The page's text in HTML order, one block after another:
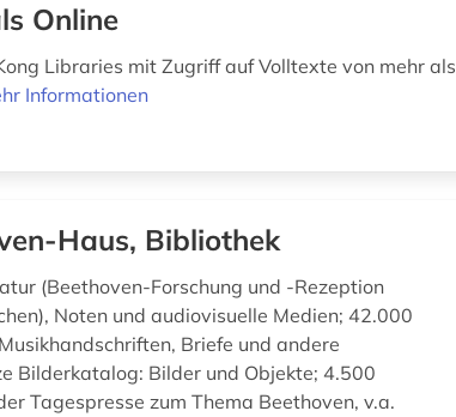
Online
Libraries mit Zugriff auf Volltexte von mehr als
Informationen
Haus, Bibliothek
(Beethoven-Forschung und -Rezeption
Noten und audiovisuelle Medien; 42.000
Briefe und andere
Bilderkatalog: Bilder und Objekte; 4.500
Tagespresse zum Thema Beethoven, v.a.